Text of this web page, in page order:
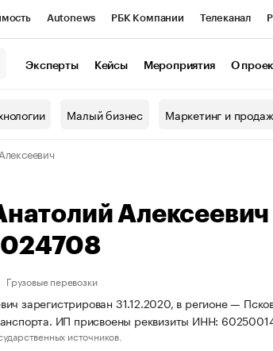
Autonews РБК Компании Телеканал
Эксперты Кейсы Мероприятия О
Малый бизнес Маркетинг и
Грузовые перевозки
зарегистрирован 31.12.2020, в регионе —
ИП присвоены реквизиты ИНН:
источников.